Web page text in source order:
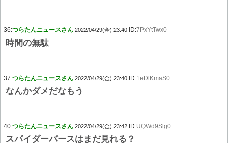
36:つらたんニュースさん 2022/04/29(金) 23:40 ID:7PxYtTwx0
時間の無駄
37:つらたんニュースさん 2022/04/29(金) 23:40 ID:1eDlKmaS0
なんかダメだなもう
40:つらたんニュースさん 2022/04/29(金) 23:42 ID:UQWd9Slg0
スパイダーバースはまだ見れる？